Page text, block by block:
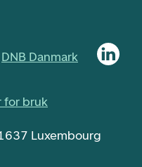
DNB Danmark
for bruk
Luxembourg